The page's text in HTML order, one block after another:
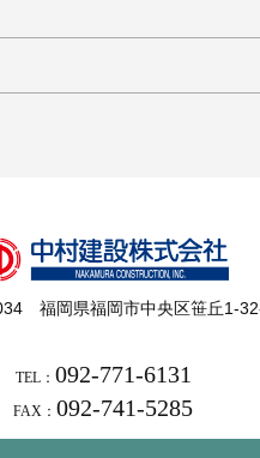
福岡県福岡市中央区笹丘1-
TEL： 092-771-6131
FAX： 092-741-5285